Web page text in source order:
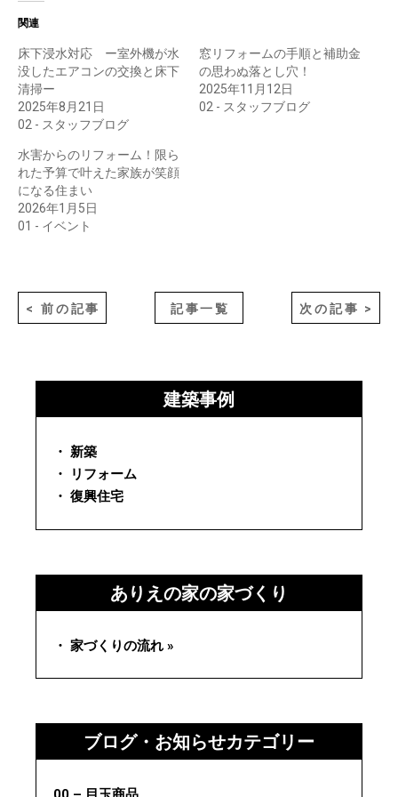
関連
床下浸水対応 ー室外機が水
没したエアコンの交換と床下
清掃ー
2025年8月21日
02 - スタッフブログ
窓リフォームの手順と補助金
の思わぬ落とし穴！
2025年11月12日
02 - スタッフブログ
水害からのリフォーム！限ら
れた予算で叶えた家族が笑顔
になる住まい
2026年1月5日
01 - イベント
< 前の記事 記事一覧 次の記事 >
建築事例
・ 新築
・ リフォーム
・ 復興住宅
ありえの家の家づくり
・ 家づくりの流れ »
ブログ・お知らせカテゴリー